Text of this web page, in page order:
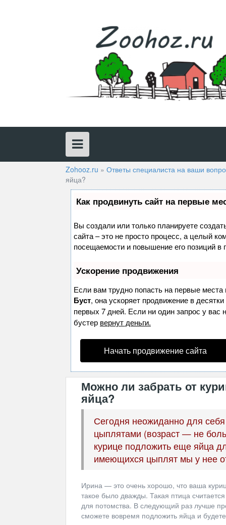
Zohooz.ru » Ответы специалиста на ваши
яйца?
Как продвинуть сайт на первые
Вы создали или только планируете
сайта – это не просто процесс, а целый
посещаемости и повышение его позиций в
Ускорение продвижения
Если вам трудно попасть на первые
Буст, она ускоряет продвижение в
первых 7 дней. Если ни один запрос у вас
бустер вернут деньги.
Начать продвижение сайта
Можно ли забрать от
яйца?
Сегодня неожиданно для
цыплятами (возраст — не
курице подложить еще яйца
имеющихся цыплят мы у нее
Ирина — это очень хорошо, что ваша
такое было дважды. Такая птица
для потомства. В следующий раз лучше
сможете вовремя подложить яйца и